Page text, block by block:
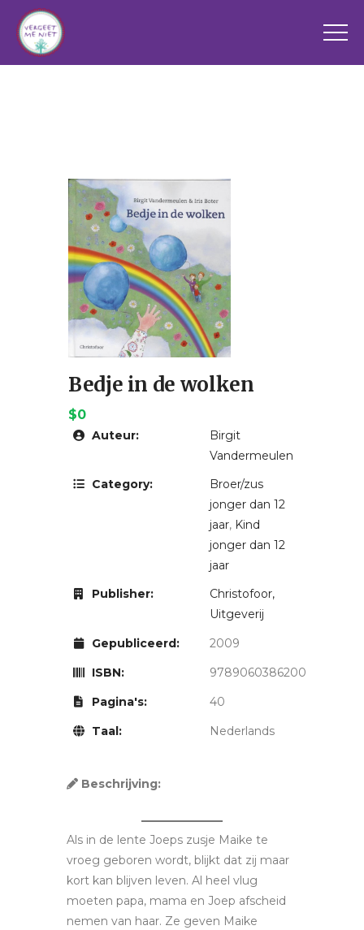
Bedje in de wolken
$0
Auteur:
Birgit
Vandermeulen
Category:
Broer/zus
jonger dan 12
jaar, Kind
jonger dan 12
jaar
Publisher:
Christofoor,
Uitgeverij
Gepubliceerd:
2009
ISBN:
9789060386200
Pagina's:
40
Taal:
Nederlands
Beschrijving:
Als in de lente Joeps zusje Maike te
vroeg geboren wordt, blijkt dat zij maar
kort kan blijven leven. Al heel vlug
moeten papa, mama en Joep afscheid
nemen van haar. Ze geven Maike